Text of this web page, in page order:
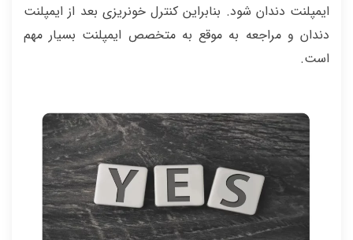
ایمپلنت دندان شود. بنابراین کنترل خونریزی بعد از ایمپلنت
دندان و مراجعه به موقع به متخصص ایمپلنت بسیار مهم
است.